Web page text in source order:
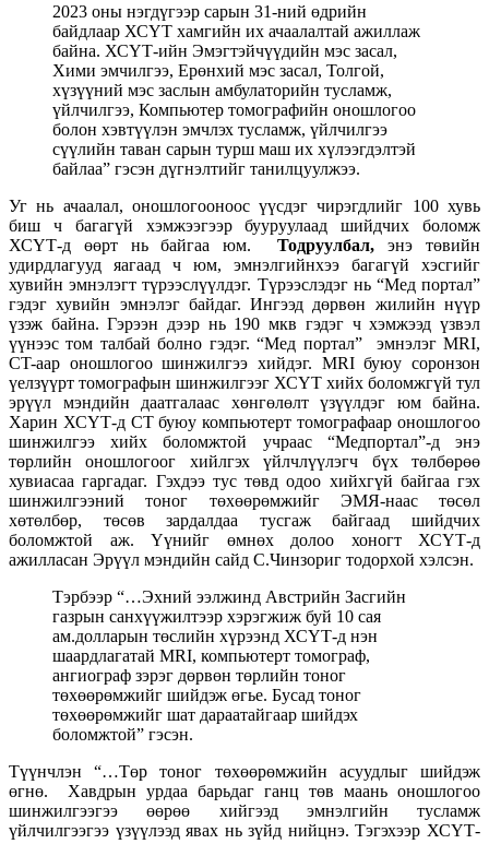
2023 оны нэгдүгээр сарын 31-ний өдрийн
байдлаар ХСҮТ хамгийн их ачаалалтай ажиллаж
байна. ХСҮТ-ийн Эмэгтэйчүүдийн мэс засал,
Хими эмчилгээ, Ерөнхий мэс засал, Толгой,
хүзүүний мэс заслын амбулаторийн тусламж,
үйлчилгээ, Компьютер томографийн оношлогоо
болон хэвтүүлэн эмчлэх тусламж, үйлчилгээ
сүүлийн таван сарын турш маш их хүлээгдэлтэй
байлаа” гэсэн дүгнэлтийг танилцуулжээ.
Уг нь ачаалал, оношлогооноос үүсдэг чирэгдлийг 100 хувь
биш ч багагүй хэмжээгээр бууруулаад шийдчих боломж
ХСҮТ-д өөрт нь байгаа юм.
Тодруулбал, энэ төвийн
удирдлагууд яагаад ч юм, эмнэлгийнхээ багагүй хэсгийг
хувийн эмнэлэгт түрээслүүлдэг. Түрээслэдэг нь “Мед портал”
гэдэг хувийн эмнэлэг байдаг. Ингээд дөрвөн жилийн нүүр
үзэж байна. Гэрээн дээр нь 190 мкв гэдэг ч хэмжээд үзвэл
үүнээс том талбай болно гэдэг. “Мед портал” эмнэлэг MRI,
CT-аар оношлогоо шинжилгээ хийдэг. MRI буюу соронзон
үелзүүрт томографын шинжилгээг ХСҮТ хийх боломжгүй тул
эрүүл мэндийн даатгалаас хөнгөлөлт үзүүлдэг юм байна.
Харин ХСҮТ-д CT буюу компьютерт томографаар оношлогоо
шинжилгээ хийх боломжтой учраас “Медпортал”-д энэ
төрлийн оношлогоог хийлгэх үйлчлүүлэгч бүх төлбөрөө
хувиасаа гаргадаг. Гэхдээ тус төвд одоо хийхгүй байгаа гэх
шинжилгээний тоног төхөөрөмжийг ЭМЯ-наас төсөл
хөтөлбөр, төсөв зардалдаа тусгаж байгаад шийдчих
боломжтой аж. Үүнийг өмнөх долоо хоногт ХСҮТ-д
ажилласан Эрүүл мэндийн сайд С.Чинзориг тодорхой хэлсэн.
Тэрбээр “…Эхний ээлжинд Австрийн Засгийн
газрын санхүүжилтээр хэрэгжиж буй 10 сая
ам.долларын төслийн хүрээнд ХСҮТ-д нэн
шаардлагатай MRI, компьютерт томограф,
ангиограф зэрэг дөрвөн төрлийн тоног
төхөөрөмжийг шийдэж өгье. Бусад тоног
төхөөрөмжийг шат дараатайгаар шийдэх
боломжтой” гэсэн.
Түүнчлэн “…Төр тоног төхөөрөмжийн асуудлыг шийдэж
өгнө. Хавдрын урдаа барьдаг ганц төв маань оношлогоо
шинжилгээгээ өөрөө хийгээд эмнэлгийн тусламж
үйлчилгээгээ үзүүлээд явах нь зүйд нийцнэ. Тэгэхээр ХСҮТ-